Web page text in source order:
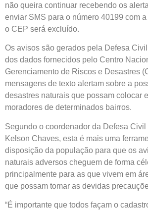
não queira continuar recebendo os
enviar SMS para o número 40199 com a
o CEP será excluído.
Os avisos são gerados pela Defesa
dos dados fornecidos pelo Centro
Gerenciamento de Riscos e Desastres
mensagens de texto alertam sobre a
desastres naturais que possam colocar
moradores de determinados bairros.
Segundo o coordenador da Defesa
Kelson Chaves, esta é mais uma
disposição da população para que os
naturais adversos cheguem de forma
principalmente para as que vivem em
que possam tomar as devidas
“É importante que todos façam o